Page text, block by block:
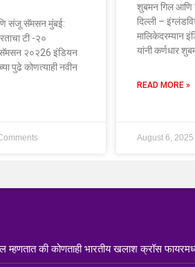
संजू सॅमसन मुंबई:
टी -२०
२०२26 इंडियन
पुढे कोणत्याही नवीन
शुबमन गिल आणि
दिल्ली –
मालिकेदरम्यान
यांनी कर्णधार
READ MORE »
August 6, 2025
म्हणतात की कोणताही भारतीय खलाश क्रॉस